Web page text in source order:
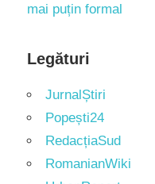
mai puțin formal
Legături
JurnalȘtiri
Popești24
RedacțiaSud
RomanianWiki